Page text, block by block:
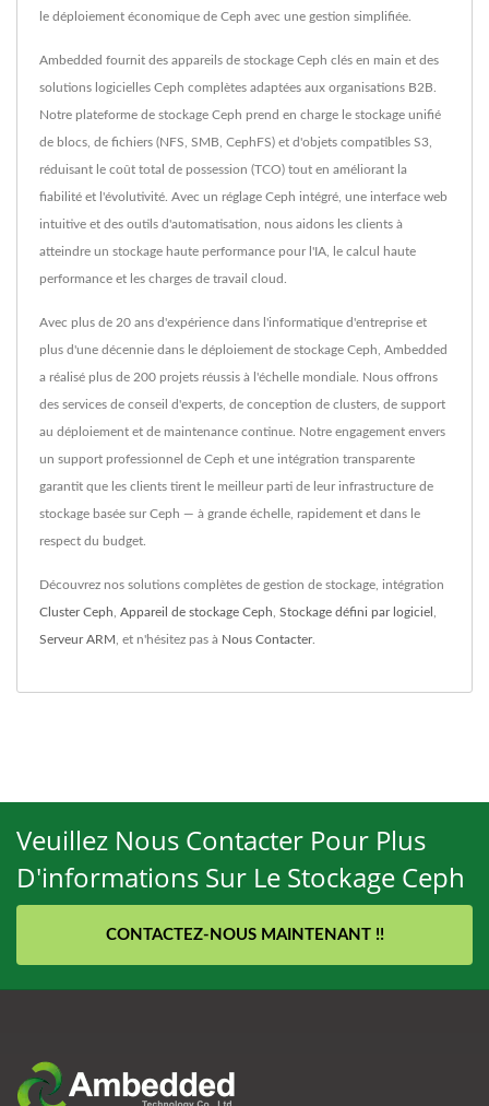
le déploiement économique de Ceph avec une gestion simplifiée.
Ambedded fournit des appareils de stockage Ceph clés en main et des
solutions logicielles Ceph complètes adaptées aux organisations B2B.
Notre plateforme de stockage Ceph prend en charge le stockage unifié
de blocs, de fichiers (NFS, SMB, CephFS) et d'objets compatibles S3,
réduisant le coût total de possession (TCO) tout en améliorant la
fiabilité et l'évolutivité. Avec un réglage Ceph intégré, une interface web
intuitive et des outils d'automatisation, nous aidons les clients à
atteindre un stockage haute performance pour l'IA, le calcul haute
performance et les charges de travail cloud.
Avec plus de 20 ans d'expérience dans l'informatique d'entreprise et
plus d'une décennie dans le déploiement de stockage Ceph, Ambedded
a réalisé plus de 200 projets réussis à l'échelle mondiale. Nous offrons
des services de conseil d'experts, de conception de clusters, de support
au déploiement et de maintenance continue. Notre engagement envers
un support professionnel de Ceph et une intégration transparente
garantit que les clients tirent le meilleur parti de leur infrastructure de
stockage basée sur Ceph — à grande échelle, rapidement et dans le
respect du budget.
Découvrez nos solutions complètes de gestion de stockage, intégration
Cluster Ceph Appareil de stockage Ceph Stockage défini par logiciel
Serveur ARM , et n'hésitez pas à Nous Contacter.
Veuillez Nous Contacter Pour Plus
D'informations Sur Le Stockage Ceph
CONTACTEZ-NOUS MAINTENANT !!